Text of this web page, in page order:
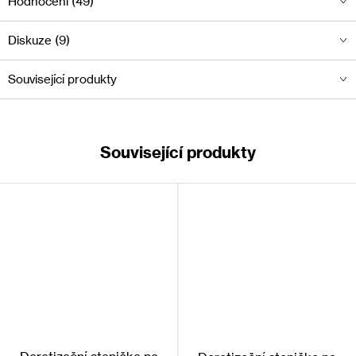
zakázáno, a tento přípravek není k tomuto účelu v ČR
registrován, jeho použití proti kunámstriktně
nedoporučujeme
potkanů, protožeprojde testem potkaních ochutnávačů
Diskuze (9)
Související produkty
Související produkty